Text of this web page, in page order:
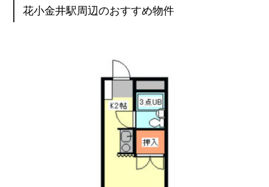
花小金井駅周辺のおすすめ物件